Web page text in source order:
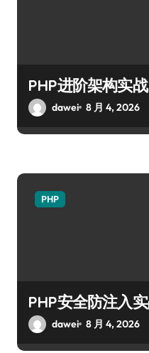
PHP进阶架构实
dawei 8 月 4, 2026
PHP
PHP安全防注入
dawei 8 月 4, 2026